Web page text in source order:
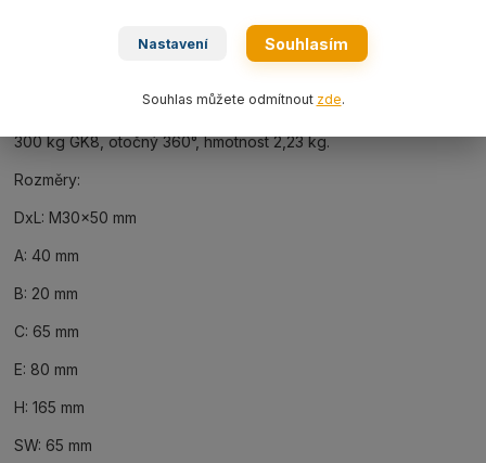
300 kg GK8, otočný 360°, hmotnost 2,23 kg.
Rozměry:
DxL: M30x50 mm
A: 40 mm
B: 20 mm
C: 65 mm
E: 80 mm
H: 165 mm
SW: 65 mm
Nastavení Souhlasím
Souhlas můžete odmítnout zde.